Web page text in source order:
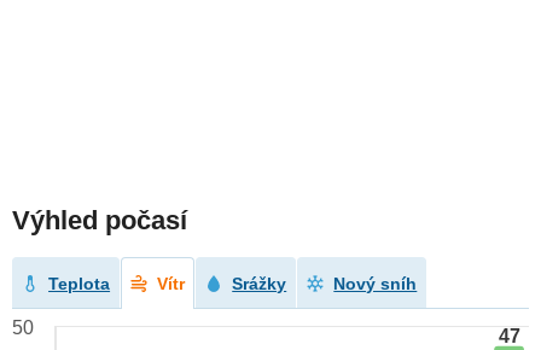
Výhled počasí
Teplota Vítr Srážky Nový sníh
47
50